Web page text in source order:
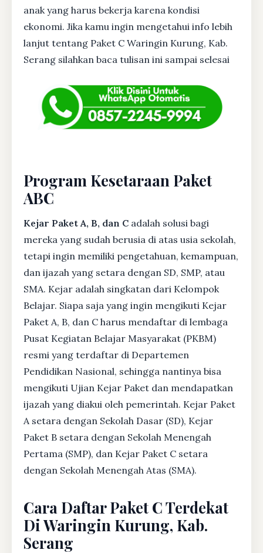
anak yang harus bekerja karena kondisi
ekonomi. Jika kamu ingin mengetahui info lebih
lanjut tentang Paket C Waringin Kurung, Kab.
Serang silahkan baca tulisan ini sampai selesai
Program Kesetaraan Paket
ABC
Kejar Paket A, B, dan C adalah solusi bagi
mereka yang sudah berusia di atas usia sekolah,
tetapi ingin memiliki pengetahuan, kemampuan,
dan ijazah yang setara dengan SD, SMP, atau
SMA. Kejar adalah singkatan dari Kelompok
Belajar. Siapa saja yang ingin mengikuti Kejar
Paket A, B, dan C harus mendaftar di lembaga
Pusat Kegiatan Belajar Masyarakat (PKBM)
resmi yang terdaftar di Departemen
Pendidikan Nasional, sehingga nantinya bisa
mengikuti Ujian Kejar Paket dan mendapatkan
ijazah yang diakui oleh pemerintah. Kejar Paket
A setara dengan Sekolah Dasar (SD), Kejar
Paket B setara dengan Sekolah Menengah
Pertama (SMP), dan Kejar Paket C setara
dengan Sekolah Menengah Atas (SMA).
Cara Daftar Paket C Terdekat
Di Waringin Kurung, Kab.
Serang